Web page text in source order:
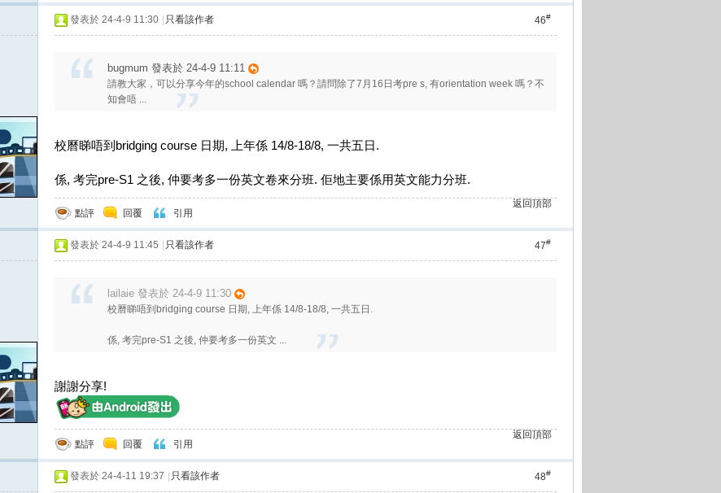
46#
發表於 24-4-9 11:30 只看該作者
bugmum 發表於 24-4-9 11:11
請教大家，可以分享今年的school calendar 嗎？請問除了7月16日考pre s, 有orientation week 嗎？不
知會唔 ...
校曆睇唔到bridging course 日期, 上年係 14/8-18/8, 一共五日.
係, 考完pre-S1 之後, 仲要考多一份英文卷來分班. 佢地主要係用英文能力分班.
點評 回覆 引用
返回頂部
47#
發表於 24-4-9 11:45 只看該作者
lailaie 發表於 24-4-9 11:30
校曆睇唔到bridging course 日期, 上年係 14/8-18/8, 一共五日.
係, 考完pre-S1 之後, 仲要考多一份英文 ...
謝謝分享!
點評 回覆 引用
返回頂部
48#
發表於 24-4-11 19:37 只看該作者